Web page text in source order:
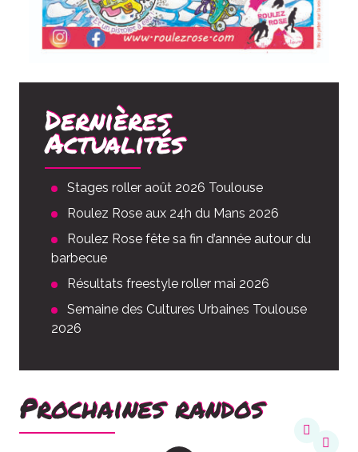
Dernières
Actualités
Stages roller août 2026 Toulouse
Roulez Rose aux 24h du Mans 2026
Roulez Rose fête sa fin d’année autour du
barbecue
Résultats freestyle roller mai 2026
Semaine des Cultures Urbaines Toulouse
2026
Prochaines randos